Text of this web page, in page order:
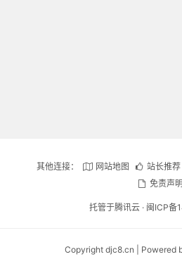
其他连接： 网站地图 站长推荐
免责声明
托管于腾讯云 · 闽ICP备
Copyright djc8.cn | Powered